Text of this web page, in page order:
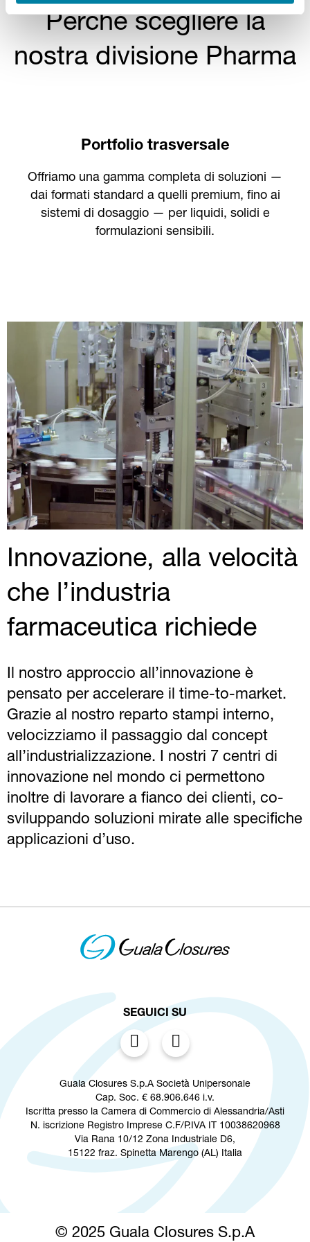
Perché scegliere la
nostra divisione Pharma
Portfolio trasversale
Offriamo una gamma completa di soluzioni —
dai formati standard a quelli premium, fino ai
sistemi di dosaggio — per liquidi, solidi e
formulazioni sensibili.
Innovazione, alla velocità
che l’industria
farmaceutica richiede
Il nostro approccio all’innovazione è
pensato per accelerare il time-to-market.
Grazie al nostro reparto stampi interno,
velocizziamo il passaggio dal concept
all’industrializzazione. I nostri 7 centri di
innovazione nel mondo ci permettono
inoltre di lavorare a fianco dei clienti, co-
sviluppando soluzioni mirate alle specifiche
applicazioni d’uso.
SEGUICI SU
Guala Closures S.p.A Società Unipersonale
Cap. Soc. € 68.906.646 i.v.
Iscritta presso la Camera di Commercio di Alessandria/Asti
N. iscrizione Registro Imprese C.F/P.IVA IT 10038620968
Via Rana 10/12 Zona Industriale D6,
15122 fraz. Spinetta Marengo (AL) Italia
© 2025 Guala Closures S.p.A